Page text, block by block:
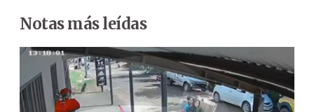
Notas más leídas